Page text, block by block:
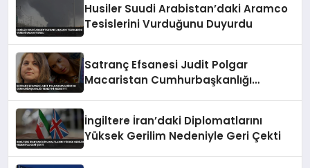
Husiler Suudi Arabistan’daki Aramco
Tesislerini Vurduğunu Duyurdu
Satranç Efsanesi Judit Polgar
Macaristan Cumhurbaşkanlığı
İngiltere İran’daki Diplomatlarını
Yüksek Gerilim Nedeniyle Geri Çekti